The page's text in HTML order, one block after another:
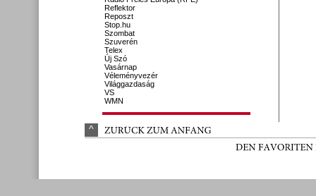
Reflektor
Reposzt
Stop.hu
Szombat
Szuverén
Telex
Új Szó
Vasárnap
Véleményvezér
Világgazdaság
VS
WMN
^ ZURÜCK ZUM ANFANG
DEN FAVORITEN